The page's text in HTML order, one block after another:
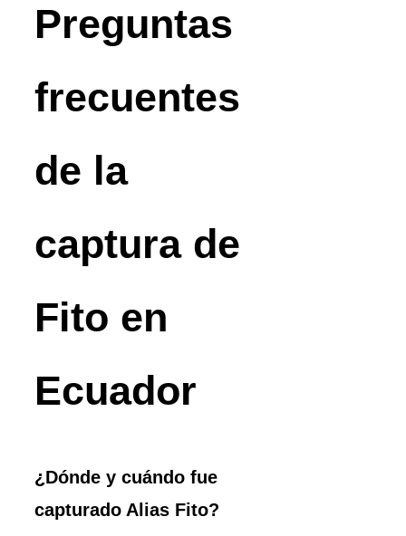
Preguntas
frecuentes
de la
captura de
Fito en
Ecuador
¿Dónde y cuándo fue
capturado Alias Fito?